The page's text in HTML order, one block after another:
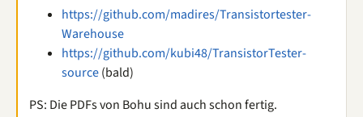
https://github.com/madires/Transistortester-
Warehouse
https://github.com/kubi48/TransistorTester-
source(bald)
PS: Die PDFs von Bohu sind auch schon fertig.